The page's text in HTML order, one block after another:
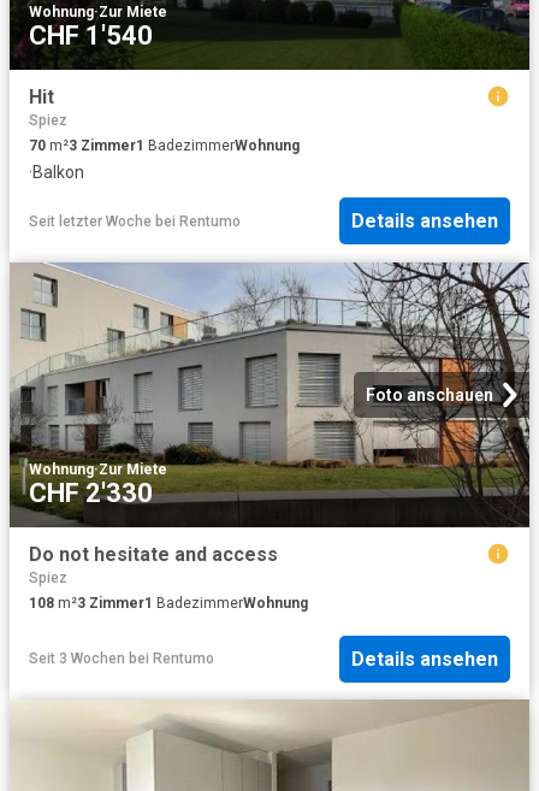
Wohnung·Zur Miete
CHF 1'540
Hit
Spiez
70 m²3 Zimmer1 BadezimmerWohnung
·Balkon
Seit letzter Woche bei Rentumo Details ansehen
Foto anschauen
Wohnung·Zur Miete
CHF 2'330
Do not hesitate and access
Spiez
108 m²3 Zimmer1 BadezimmerWohnung
Seit 3 Wochen bei Rentumo Details ansehen